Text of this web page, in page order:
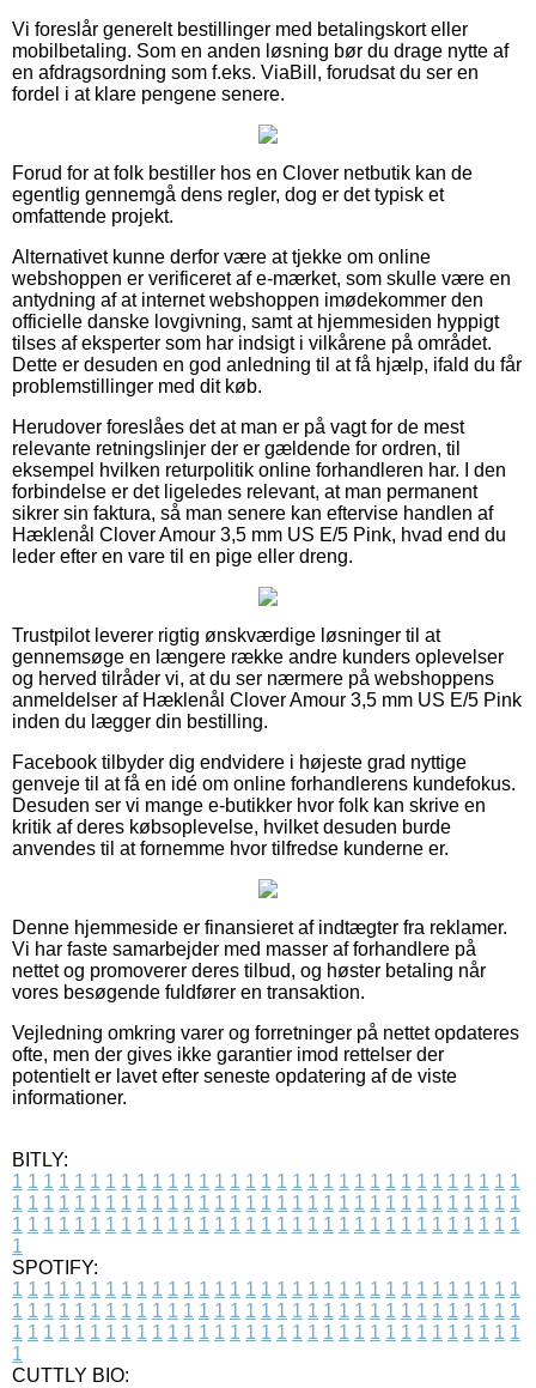
Vi foreslår generelt bestillinger med betalingskort eller
mobilbetaling. Som en anden løsning bør du drage nytte af
en afdragsordning som f.eks. ViaBill, forudsat du ser en
fordel i at klare pengene senere.
Forud for at folk bestiller hos en Clover netbutik kan de
egentlig gennemgå dens regler, dog er det typisk et
omfattende projekt.
Alternativet kunne derfor være at tjekke om online
webshoppen er verificeret af e-mærket, som skulle være en
antydning af at internet webshoppen imødekommer den
officielle danske lovgivning, samt at hjemmesiden hyppigt
tilses af eksperter som har indsigt i vilkårene på området.
Dette er desuden en god anledning til at få hjælp, ifald du får
problemstillinger med dit køb.
Herudover foreslåes det at man er på vagt for de mest
relevante retningslinjer der er gældende for ordren, til
eksempel hvilken returpolitik online forhandleren har. I den
forbindelse er det ligeledes relevant, at man permanent
sikrer sin faktura, så man senere kan eftervise handlen af
Hæklenål Clover Amour 3,5 mm US E/5 Pink, hvad end du
leder efter en vare til en pige eller dreng.
Trustpilot leverer rigtig ønskværdige løsninger til at
gennemsøge en længere række andre kunders oplevelser
og herved tilråder vi, at du ser nærmere på webshoppens
anmeldelser af Hæklenål Clover Amour 3,5 mm US E/5 Pink
inden du lægger din bestilling.
Facebook tilbyder dig endvidere i højeste grad nyttige
genveje til at få en idé om online forhandlerens kundefokus.
Desuden ser vi mange e-butikker hvor folk kan skrive en
kritik af deres købsoplevelse, hvilket desuden burde
anvendes til at fornemme hvor tilfredse kunderne er.
Denne hjemmeside er finansieret af indtægter fra reklamer.
Vi har faste samarbejder med masser af forhandlere på
nettet og promoverer deres tilbud, og høster betaling når
vores besøgende fuldfører en transaktion.
Vejledning omkring varer og forretninger på nettet opdateres
ofte, men der gives ikke garantier imod rettelser der
potentielt er lavet efter seneste opdatering af de viste
informationer.
BITLY:
1 1 1 1 1 1 1 1 1 1 1 1 1 1 1 1 1 1 1 1 1 1 1 1 1 1 1 1 1 1 1 1 1
1 1 1 1 1 1 1 1 1 1 1 1 1 1 1 1 1 1 1 1 1 1 1 1 1 1 1 1 1 1 1 1 1
1 1 1 1 1 1 1 1 1 1 1 1 1 1 1 1 1 1 1 1 1 1 1 1 1 1 1 1 1 1 1 1 1
1
SPOTIFY:
1 1 1 1 1 1 1 1 1 1 1 1 1 1 1 1 1 1 1 1 1 1 1 1 1 1 1 1 1 1 1 1 1
1 1 1 1 1 1 1 1 1 1 1 1 1 1 1 1 1 1 1 1 1 1 1 1 1 1 1 1 1 1 1 1 1
1 1 1 1 1 1 1 1 1 1 1 1 1 1 1 1 1 1 1 1 1 1 1 1 1 1 1 1 1 1 1 1 1
1
CUTTLY BIO: